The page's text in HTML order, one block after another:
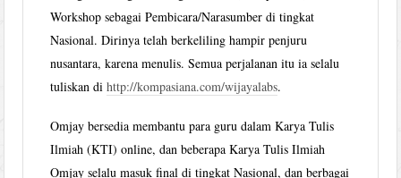
Workshop sebagai Pembicara/Narasumber di tingkat
Nasional. Dirinya telah berkeliling hampir penjuru
nusantara, karena menulis. Semua perjalanan itu ia selalu
tuliskan dihttp://kompasiana.com/wijayalabs.
Omjay bersedia membantu para guru dalam Karya Tulis
Ilmiah (KTI) online, dan beberapa Karya Tulis Ilmiah
Omjay selalu masuk final di tingkat Nasional, dan berbagai